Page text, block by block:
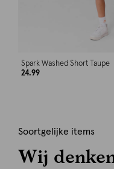
Spark Washed Short Taupe
24.99
Soortgelijke items
Wij